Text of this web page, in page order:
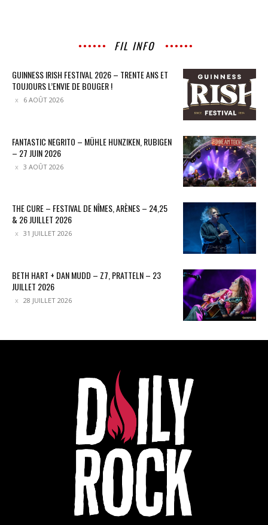
FIL INFO
GUINNESS IRISH FESTIVAL 2026 – TRENTE ANS ET
TOUJOURS L’ENVIE DE BOUGER !
6 AOÛT 2026
FANTASTIC NEGRITO – MÜHLE HUNZIKEN, RUBIGEN
– 27 JUIN 2026
3 AOÛT 2026
THE CURE – FESTIVAL DE NÎMES, ARÈNES – 24,25
& 26 JUILLET 2026
31 JUILLET 2026
BETH HART + DAN MUDD – Z7, PRATTELN – 23
JUILLET 2026
28 JUILLET 2026